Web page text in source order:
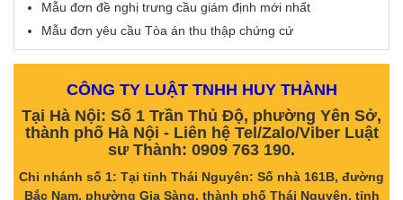
Mẫu đơn đề nghị trưng cầu giám định mới nhất
Mẫu đơn yêu cầu Tòa án thu thập chứng cứ
CÔNG TY LUẬT TNHH HUY THÀNH
Tại Hà Nội: Số 1 Trần Thủ Độ, phường Yên Sở,
thành phố Hà Nội - Liên hệ Tel/Zalo/Viber Luật
sư Thành: 0909 763 190.
Chi nhánh số 1: Tại tỉnh Thái Nguyên: Số nhà 161B, đường
Bắc Nam, phường Gia Sàng, thành phố Thái Nguyên, tỉnh